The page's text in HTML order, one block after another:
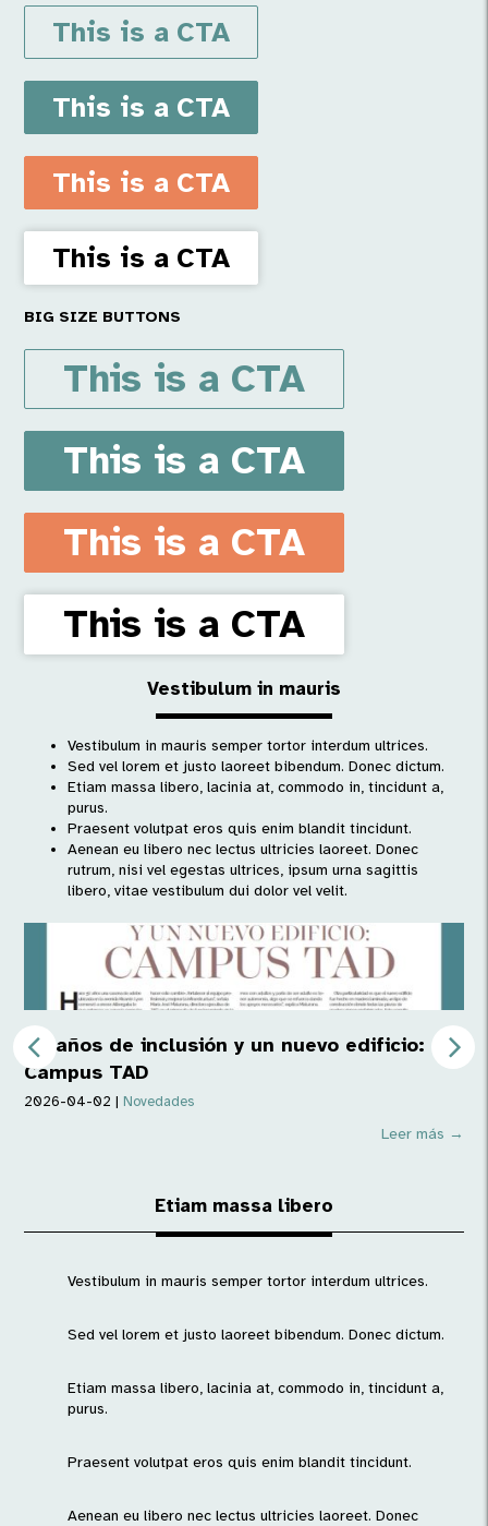
This is a CTA
This is a CTA
This is a CTA
This is a CTA
BIG SIZE BUTTONS
This is a CTA
This is a CTA
This is a CTA
This is a CTA
Vestibulum in mauris
Vestibulum in mauris semper tortor interdum ultrices.
Sed vel lorem et justo laoreet bibendum. Donec dictum.
Etiam massa libero, lacinia at, commodo in, tincidunt a,
purus.
Praesent volutpat eros quis enim blandit tincidunt.
Aenean eu libero nec lectus ultricies laoreet. Donec
rutrum, nisi vel egestas ultrices, ipsum urna sagittis
libero, vitae vestibulum dui dolor vel velit.
50 años de inclusión y un nuevo edificio:
Campus TAD
2026-04-02 |Novedades
Leer más →
Etiam massa libero
Vestibulum in mauris semper tortor interdum ultrices.
Sed vel lorem et justo laoreet bibendum. Donec dictum.
Etiam massa libero, lacinia at, commodo in, tincidunt a,
purus.
Praesent volutpat eros quis enim blandit tincidunt.
Aenean eu libero nec lectus ultricies laoreet. Donec